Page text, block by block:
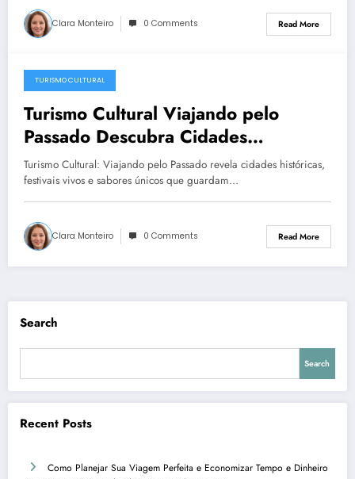
Clara Monteiro 0 Comments Read More
December 23, 2025
TURISMO CULTURAL
Turismo Cultural Viajando pelo
Passado Descubra Cidades
Históricas, Festivais e Sabores que
Contam Histórias
Turismo Cultural: Viajando pelo Passado revela cidades históricas,
festivais vivos e sabores únicos que guardam…
Clara Monteiro 0 Comments Read More
Search
Search
Recent Posts
Como Planejar Sua Viagem Perfeita e Economizar Tempo e Dinheiro